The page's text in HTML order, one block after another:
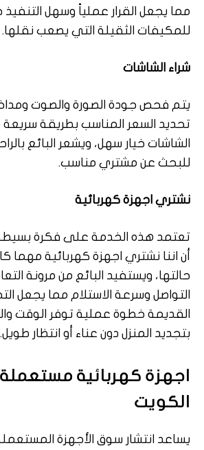
مما يجعل القرار عملياً وسهل
للمكيفات الثقيلة التي يصعب نقلها.
شراء الشاشات
يتم فحص جودة الصورة والصوت
تحديد السعر المناسب بطريقة
الشاشات خيار سهل، ويشعر البائع
للبحث عن مشتري مناسب.
نشتري اجهزة كهربائية
تعتمد هذه الخدمة على فكرة
أن اننا نشتري اجهزة كهربائية مهما
حالتها، ويستفيد البائع من مرونة
التواصل وسرعة الاستلام مما يجعل
القديمة خطوة عملية توفر الوقت
بتجديد المنزل دون عناء أو انتظار طويل.
اجهزة كهربائية
الكويت
يساعد انتشار سوق الأجهزة